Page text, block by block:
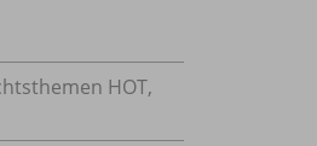
HOT,